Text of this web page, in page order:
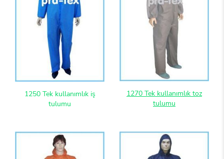
1250 Tek kullanımlık iş
tulumu
1270 Tek kullanımlık toz
tulumu